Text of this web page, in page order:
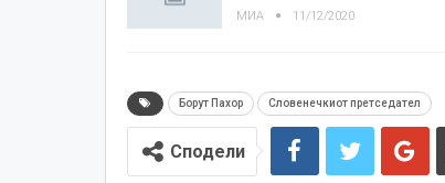
МИА 11/12/2020
Борут Пахор Словенечкиот претседател
Сподели